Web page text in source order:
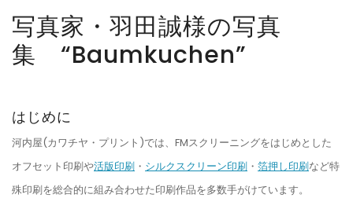
写真家・羽田誠様の写真
集 “Baumkuchen”
はじめに
河内屋(カワチヤ・プリント)では、FMスクリーニングをはじめとした
オフセット印刷や活版印刷 ・ シルクスクリーン印刷 ・ 箔押し印刷など特
殊印刷を総合的に組み合わせた印刷作品を多数手がけています。